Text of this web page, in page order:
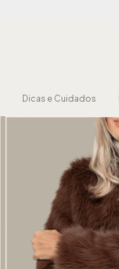
Dicas e Cuidados